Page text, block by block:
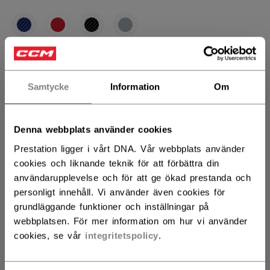
Samtycke Information Om
Denna webbplats använder cookies
Prestation ligger i vårt DNA. Vår webbplats använder
cookies och liknande teknik för att förbättra din
användarupplevelse och för att ge ökad prestanda och
personligt innehåll. Vi använder även cookies för
grundläggande funktioner och inställningar på
webbplatsen. För mer information om hur vi använder
cookies, se vår integritetspolicy.
STORLEK STORLEKSGUIDE
S L XL
ANTAL
LÄGG I VARUKORG
HITTA I BUTIK